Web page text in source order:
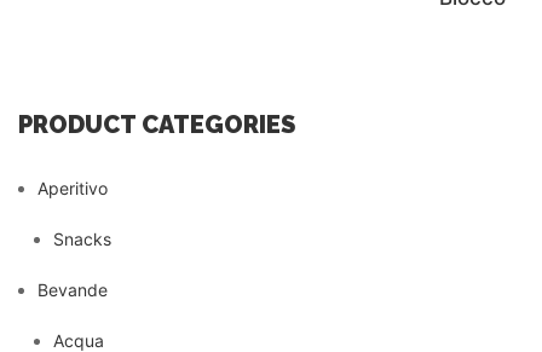
PRODUCT CATEGORIES
Aperitivo
Snacks
Bevande
Acqua